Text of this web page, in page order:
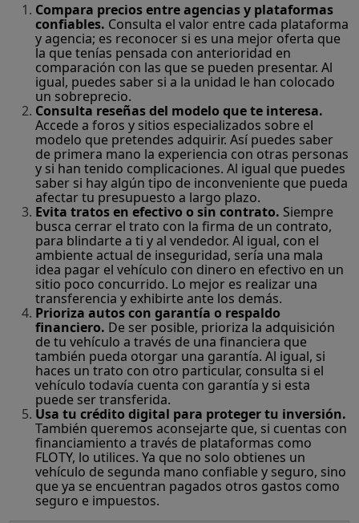
Compara precios entre agencias y plataformas
confiables. Consulta el valor entre cada plataforma
y agencia; es reconocer si es una mejor oferta que
la que tenías pensada con anterioridad en
comparación con las que se pueden presentar. Al
igual, puedes saber si a la unidad le han colocado
un sobreprecio.
Consulta reseñas del modelo que te interesa.
Accede a foros y sitios especializados sobre el
modelo que pretendes adquirir. Así puedes saber
de primera mano la experiencia con otras personas
y si han tenido complicaciones. Al igual que puedes
saber si hay algún tipo de inconveniente que pueda
afectar tu presupuesto a largo plazo.
Evita tratos en efectivo o sin contrato. Siempre
busca cerrar el trato con la firma de un contrato,
para blindarte a ti y al vendedor. Al igual, con el
ambiente actual de inseguridad, sería una mala
idea pagar el vehículo con dinero en efectivo en un
sitio poco concurrido. Lo mejor es realizar una
transferencia y exhibirte ante los demás.
Prioriza autos con garantía o respaldo
financiero. De ser posible, prioriza la adquisición
de tu vehículo a través de una financiera que
también pueda otorgar una garantía. Al igual, si
haces un trato con otro particular, consulta si el
vehículo todavía cuenta con garantía y si esta
puede ser transferida.
Usa tu crédito digital para proteger tu inversión.
También queremos aconsejarte que, si cuentas con
financiamiento a través de plataformas como
FLOTY, lo utilices. Ya que no solo obtienes un
vehículo de segunda mano confiable y seguro, sino
que ya se encuentran pagados otros gastos como
seguro e impuestos.